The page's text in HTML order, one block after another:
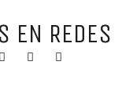
EN REDES